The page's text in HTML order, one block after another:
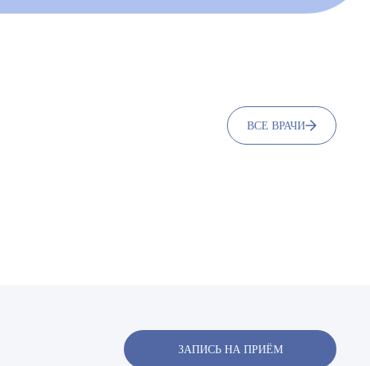
ВСЕ ВРАЧИ
ЗАПИСЬ НА ПРИЁМ